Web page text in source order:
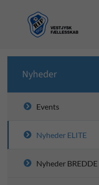
Nyheder
Events
Nyheder ELITE
Nyheder BREDDE